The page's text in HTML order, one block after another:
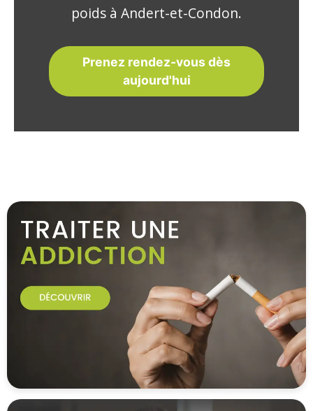
poids à Andert-et-Condon.
Prenez rendez-vous dès
aujourd'hui